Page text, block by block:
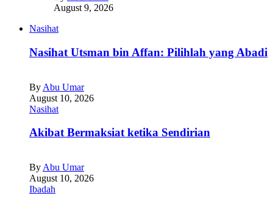
August 9, 2026
Nasihat
Nasihat Utsman bin Affan: Pilihlah yang Abadi
By Abu Umar
August 10, 2026
Nasihat
Akibat Bermaksiat ketika Sendirian
By Abu Umar
August 10, 2026
Ibadah